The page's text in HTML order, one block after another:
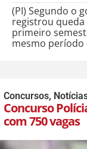
(PI) Segundo o
registrou queda
primeiro
mesmo período
Concursos,
Concurso
com 750 vagas